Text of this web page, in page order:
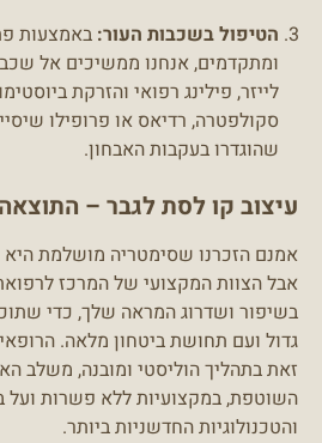
הטיפול בשכבות העור: באמצעות
ומתקדמים, אנחנו ממשיכים אל
לייזר, פילינג רפואי והזרקת
סקולפטרה, רדיאס או פרופילו
שהוגדרו בעקבות האבחון.
עיצוב קו לסת לגבר –
אמנם הזכרנו שסימטריה מושלמת
אבל הצוות המקצועי של המרכז
בשיפור ושדרוג המראה שלך, כדי
גדול ועם תחושת ביטחון מלאה.
זאת בתהליך הוליסטי ומובנה, משלב
השוטפת, במקצועיות ללא פשרות ועל
והטכנולוגיות החדשניות ביותר.